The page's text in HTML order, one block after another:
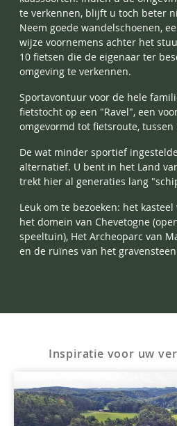
te verkennen, blijft u toch beter
Neem goede wandelschoenen,
wijze voornemens achter het
10 fietsen die de eigenaar ter
omgeving te verkennen.
Sportavontuur voor de hele
fietstocht op een "Ravel", een
omgevormd tot fietsroute, tussen
De wat minder sportief
alternatief. U bent in het Land
trekt hier al generaties lang
Leuk om te bezoeken: het kasteel
het domein van Chevetogne
speeltuin), Het Archeoparc van
en de ruïnes van het
Inspiratie voor uw